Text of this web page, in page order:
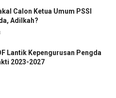
Calon Ketua Umum PSSI
Adilkah?
Lantik Kepengurusan Pengda
2023-2027